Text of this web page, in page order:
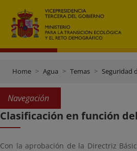
Home Agua Temas Seguridad
Navegación
Clasificación en función
Con la aprobación de la Directriz